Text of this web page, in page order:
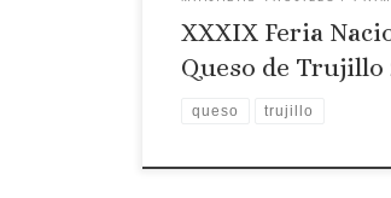
XXXIX Feria
Queso de Trujillo
queso trujillo